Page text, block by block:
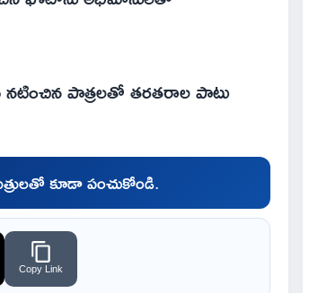
నటించిన పాత్రలతో తరతరాల పాటు
కూడా పంచుకోండి.
Copy Link